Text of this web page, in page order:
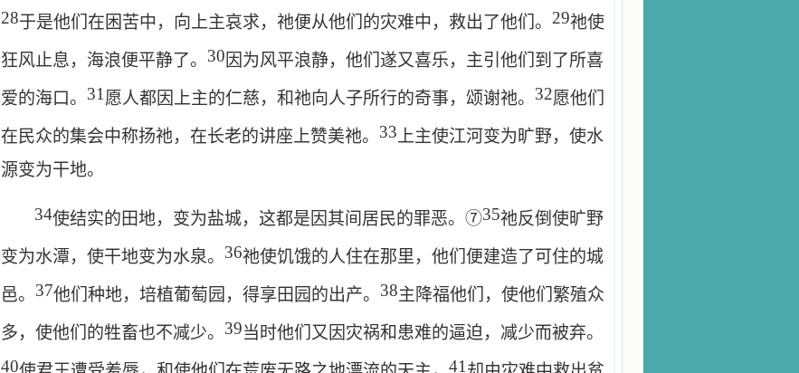
28于是他们在困苦中，向上主哀求，祂便从他们的灾难中，救出了他们。 29祂使
狂风止息，海浪便平静了。 30 因为风平浪静，他们遂又喜乐，主引他们到了所喜
爱的海口。 31 愿人都因上主的仁慈，和祂向人子所行的奇事，颂谢祂。 32愿他们
在民众的集会中称扬祂，在长老的讲座上赞美祂。 33 上主使江河变为旷野，使水
源变为干地。
34使结实的田地，变为盐城，这都是因其间居民的罪恶。⑦35祂反倒使旷野
变为水潭，使干地变为水泉。 36祂使饥饿的人住在那里，他们便建造了可住的城
邑。 37他们种地，培植葡萄园，得享田园的出产。 38主降福他们，使他们繁殖众
多，使他们的牲畜也不减少。 39当时他们又因灾祸和患难的逼迫，减少而被弃。
40
41